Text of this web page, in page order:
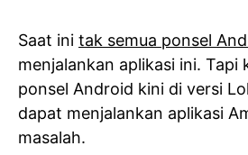
Saat ini tak semua ponsel
menjalankan aplikasi ini. Tapi
ponsel Android kini di versi
dapat menjalankan aplikasi
masalah.